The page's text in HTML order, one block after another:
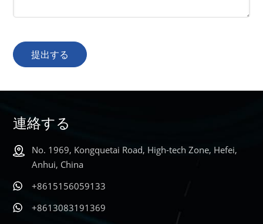
提出する
連絡する
No. 1969, Kongquetai Road, High-tech Zone, Hefei,
Anhui, China
+8615156059133
+8613083191369